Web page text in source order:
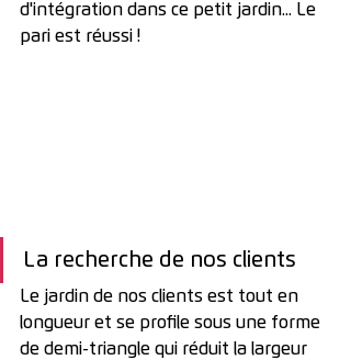
d'intégration dans ce petit jardin... Le
pari est réussi !
La recherche de nos clients
Le jardin de nos clients est tout en
longueur et se profile sous une forme
de demi-triangle qui réduit la largeur